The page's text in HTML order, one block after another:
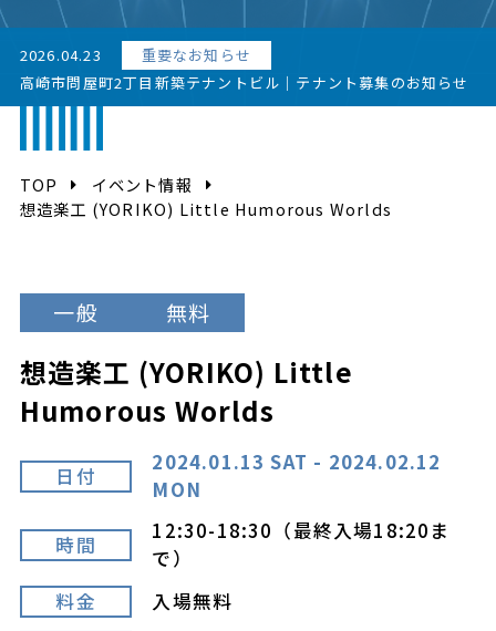
2026.04.23
重要なお知らせ
高崎市問屋町2丁目新築テナントビル｜テナント募集のお知らせ
TOP
イベント情報
想造楽工 (YORIKO) Little Humorous Worlds
一般 無料
想造楽工 (YORIKO) Little
Humorous Worlds
日付
2024.01.13 SAT - 2024.02.12
MON
時間
12:30-18:30（最終入場18:20ま
で）
料金
入場無料